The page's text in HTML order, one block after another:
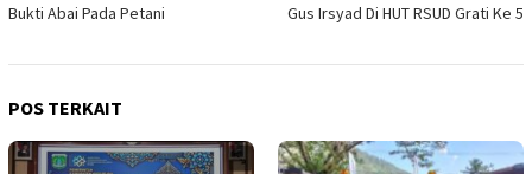
Bukti Abai Pada Petani
Gus Irsyad Di HUT RSUD Grati Ke 5
POS TERKAIT